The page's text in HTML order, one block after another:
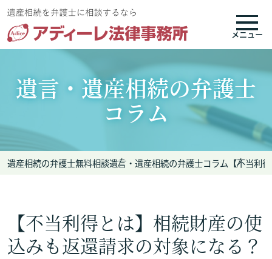
メニュー
遺言・遺産相続の弁護士
コラム
遺産相続の弁護士無料相談遺言・遺産相続の弁護士コラム 【不当利
【不当利得とは】相続財産の使
込みも返還請求の対象になる？